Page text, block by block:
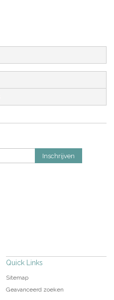
Inschrijven
Quick Links
Sitemap
Geavanceerd zoeken